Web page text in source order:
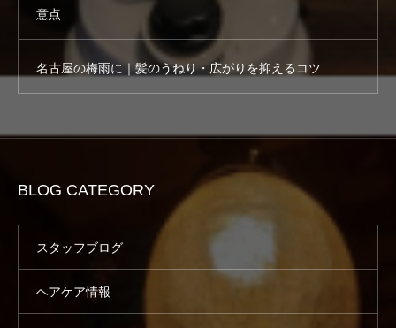
意点
名古屋の梅雨に｜髪のうねり・広がりを抑えるコツ
BLOG CATEGORY
スタッフブログ
ヘアケア情報